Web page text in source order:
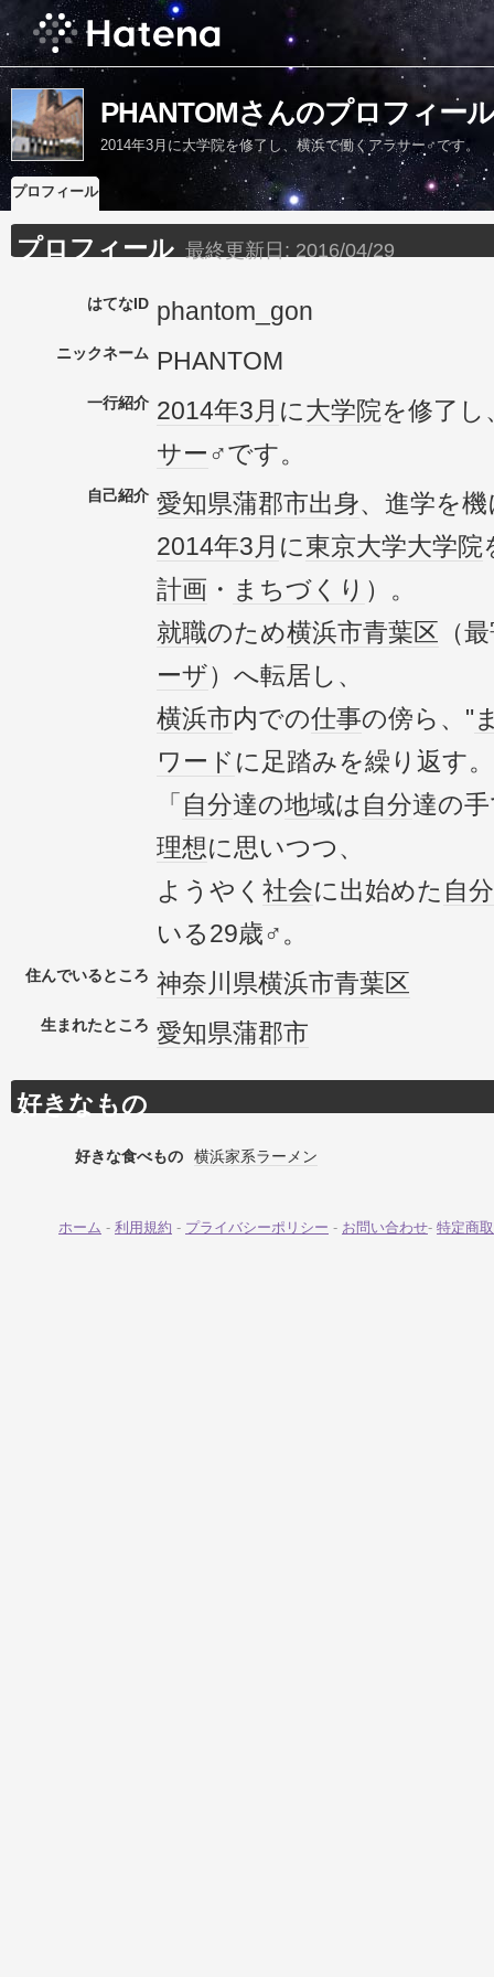
PHANTOMさんのプロフィール
2014年3月に大学院を修了し、横浜で働くアラサー♂です。
プロフィール
プロフィール 最終更新日: 2016/04/29
はてなID phantom_gon
ニックネーム PHANTOM
一行紹介 2014年3月 に大学院を修了し
サー♂です。
自己紹介 愛知県蒲郡市出身、進学を機
2014年3月 に東京大学大学院
計画 ・ まちづくり ）。
就職のため横浜市青葉区 （
ーザ）へ転居し、
横浜市内での仕事の傍ら、"
ワード に足踏みを繰り返す。
「 自分達の地域は 自分達の
理想に思いつつ、
ようやく 社会に出始めた 自分
いる29歳♂。
住んでいるところ 神奈川県横浜市青葉区
生まれたところ 愛知県蒲郡市
好きなもの
好きな食べもの 横浜家系ラーメン
ホーム - 利用規約 - プライバシーポリシー - お問い合わせ- 特定商